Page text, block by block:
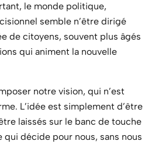
le monde politique,
semble n’être dirigé
de citoyens, souvent plus âgés
qui animent la nouvelle
notre vision, qui n’est
L’idée est simplement d’être
laissés sur le banc de touche
décide pour nous, sans nous